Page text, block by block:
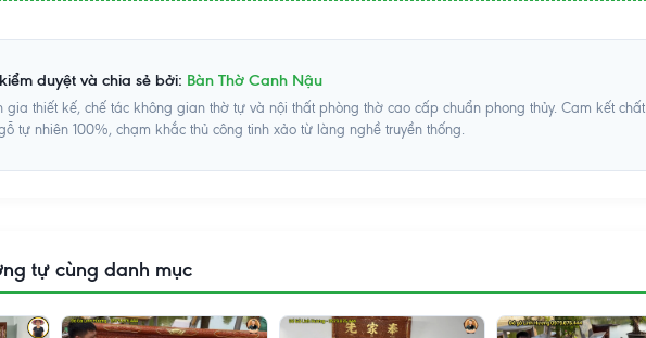
duyệt và chia sẻ bởi: Bàn Thờ Canh Nậu
gia thiết kế, chế tác không gian thờ tự và nội thất phòng thờ cao cấp chuẩn phong thủy. Cam kết chất
tự nhiên 100%, chạm khắc thủ công tinh xảo từ làng nghề truyền thống.
tự cùng danh mục